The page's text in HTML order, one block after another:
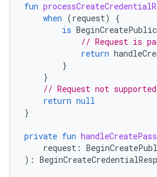
fun
when (request)
{
is
// Request is
return
}
}
// Request not supported
return null
}
private fun
request :
):